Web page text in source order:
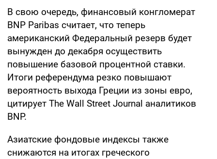
В свою очередь, финансовый конгломерат
BNP Paribas считает, что теперь
американский Федеральный резерв будет
вынужден до декабря осуществить
повышение базовой процентной ставки.
Итоги референдума резко повышают
вероятность выхода Греции из зоны евро,
цитирует The Wall Street Journal аналитиков
BNP.
Азиатские фондовые индексы также
снижаются на итогах греческого